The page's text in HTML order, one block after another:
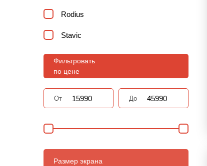
Rodius
Stavic
Tivoli
Turismo
Фильтровать
по цене
От До
Размер экрана